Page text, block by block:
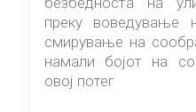
преку воведување
смирување на
намали бојот на
овој потег